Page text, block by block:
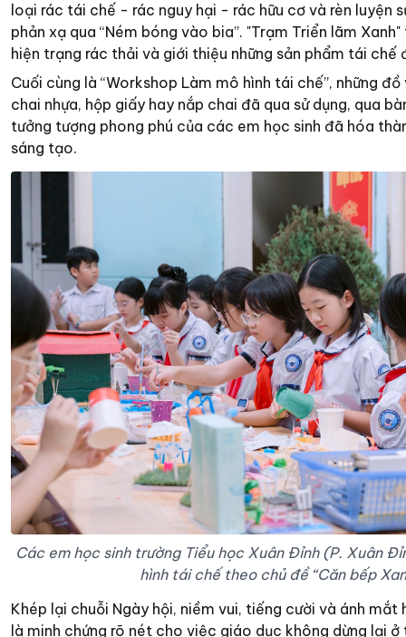
loại rác tái chế - rác nguy hại - rác hữu cơ và rèn luyện
phản xạ qua “Ném bóng vào bia”. "Trạm Triển lãm
hiện trạng rác thải và giới thiệu những sản phẩm tái chế
Cuối cùng là “Workshop Làm mô hình tái chế”, những
chai nhựa, hộp giấy hay nắp chai đã qua sử dụng, qua
tưởng tượng phong phú của các em học sinh đã hóa
sáng tạo.
Các em học sinh trường Tiểu học Xuân Đỉnh (P. Xuân
hình tái chế theo chủ đề “Căn bếp
Khép lại chuỗi Ngày hội, niềm vui, tiếng cười và ánh
là minh chứng rõ nét cho việc giáo dục không dừng lại